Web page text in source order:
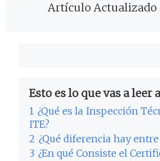
Artículo Actualizado
Esto es lo que vas a leer
1 ¿Qué es la Inspección
ITE?
2 ¿Qué diferencia hay entre
3 ¿En qué Consiste el